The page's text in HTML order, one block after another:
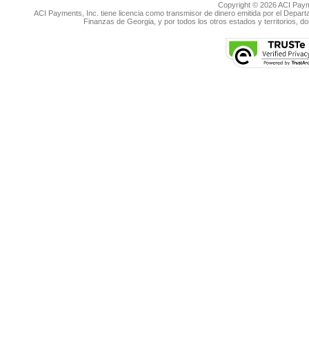
Copyright © 2026 ACI
ACI Payments, Inc. tiene licencia como transmisor de dinero emitida por el
Finanzas de Georgia, y por todos los otros estados y territorios,